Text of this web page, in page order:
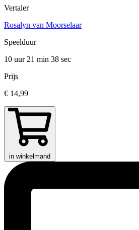
Vertaler
Rosalyn van Moorselaar
Speelduur
10 uur 21 min 38 sec
Prijs
€ 14,99
in winkelmand